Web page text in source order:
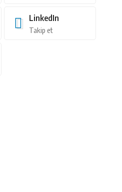
LinkedIn
Takip et